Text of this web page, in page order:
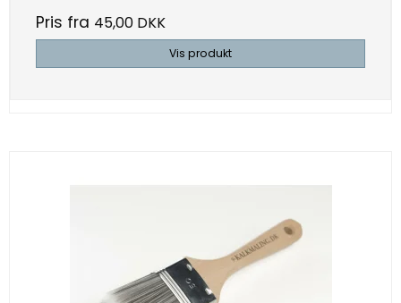
Pris fra 45,00 DKK
Vis produkt